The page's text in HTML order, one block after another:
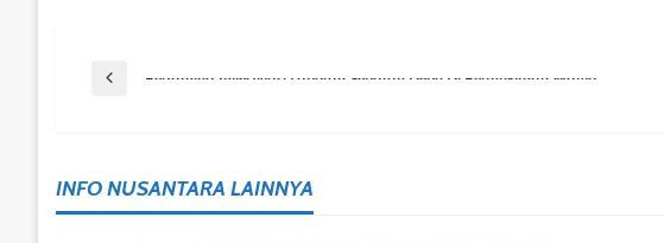
Post
Previous Post Pertamina Investigasi Laporan Sebaran Debu Di Permukiman Warga
INFO NUSANTARA LAINNYA